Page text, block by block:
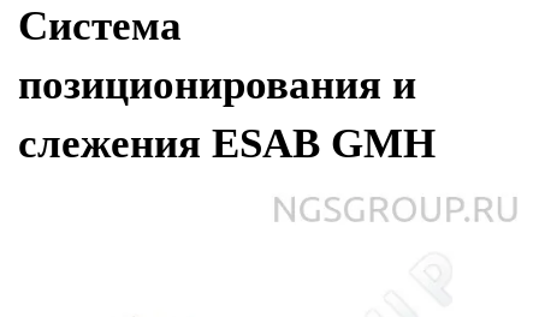
Система
позиционирования и
слежения ESAB GMH